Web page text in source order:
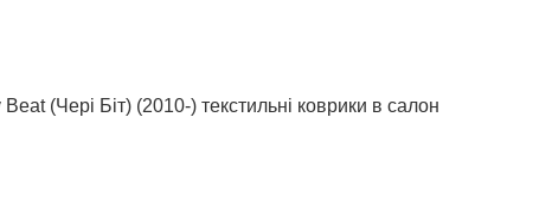
(Чері Біт) (2010-) текстильні коврики в салон